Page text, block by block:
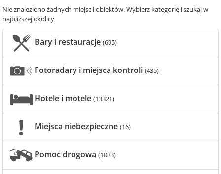
Nie znaleziono żadnych miejsc i obiektów. Wybierz kategorię i szukaj w
najbliższej okolicy
Bary i restauracje (695)
Fotoradary i miejsca kontroli (435)
Hotele i motele (13321)
Miejsca niebezpieczne (16)
Pomoc drogowa (1033)